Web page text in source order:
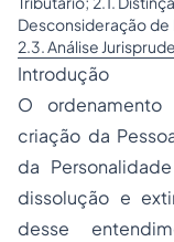
Desconsideração de
2.3. Análise
Introdução
O
criação da
da
dissolução e
desse